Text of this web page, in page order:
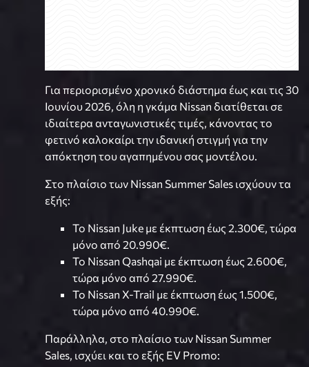
Για περιορισμένο χρονικό διάστημα έως και τις 30
Ιουνίου 2026, όλη η γκάμα Nissan διατίθεται σε
ιδιαίτερα ανταγωνιστικές τιμές, κάνοντας το
φετινό καλοκαίρι την ιδανική στιγμή για την
απόκτηση του αγαπημένου σας μοντέλου.
Στο πλαίσιο των Nissan Summer Sales ισχύουν τα
εξής:
Το Nissan Juke με έκπτωση έως 2.300€, τώρα
μόνο από 20.990€.
Το Nissan Qashqai με έκπτωση έως 2.600€,
τώρα μόνο από 27.990€.
To Nissan X-Trail με έκπτωση έως 1.500€,
τώρα μόνο από 40.990€.
Παράλληλα, στο πλαίσιο των Nissan Summer
Sales, ισχύει και το εξής EV Promo: